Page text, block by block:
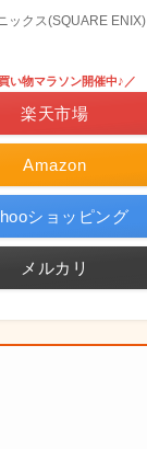
ックス(SQUARE ENIX)
Amazon
い物マラソン開催中♪／
楽天市場
ショッピング
メルカリ